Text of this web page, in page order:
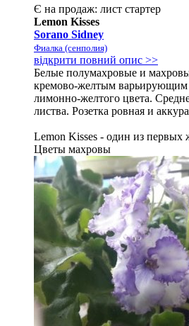
Є на продаж: лист стартер
Lemon Kisses
Sorano Sidney
Фиалка (сенполия)
відкрити повний опис >>
Белые полумахровые и
кремово-желтым варьирующим
лимонно-желтого цвета.
листва. Розетка ровная и
Lemon Kisses - один из первых
Цветы махровы